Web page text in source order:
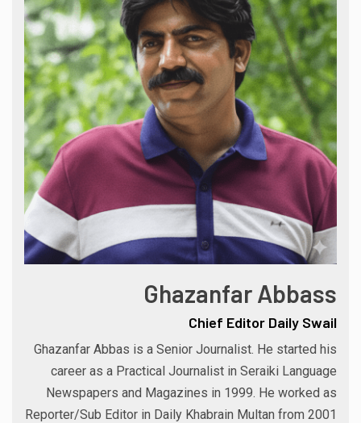
Ghazanfar Abbass
Chief Editor Daily Swail
Ghazanfar Abbas is a Senior Journalist. He started his
career as a Practical Journalist in Seraiki Language
Newspapers and Magazines in 1999. He worked as
Reporter/Sub Editor in Daily Khabrain Multan from 2001